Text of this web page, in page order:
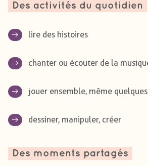
Des activités du quotidien
lire des histoires
chanter ou écouter de la
jouer ensemble, même
dessiner, manipuler, créer
Des moments partagés